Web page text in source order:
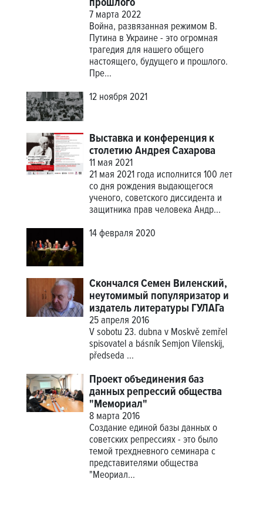
прошлого
7 марта 2022
Война, развязанная режимом В.
Путина в Украине - это огромная
трагедия для нашего общего
настоящего, будущего и прошлого.
Пре...
12 ноября 2021
Выставка и конференция к
столетию Андрея Сахарова
11 мая 2021
21 мая 2021 года исполнится 100 лет
со дня рождения выдающегося
ученого, советского диссидента и
защитника прав человека Андр...
14 февраля 2020
Скончался Семен Виленский,
неутомимый популяризатор и
издатель литературы ГУЛАГа
25 апреля 2016
V sobotu 23. dubna v Moskvě zemřel
spisovatel a básník Semjon Vilenskij,
předseda ...
Проект объединения баз
данных репрессий общества
"Мемориал"
8 марта 2016
Создание единой базы данных о
советских репрессиях - это было
темой трехдневного семинара с
представителями общества
"Меориал...